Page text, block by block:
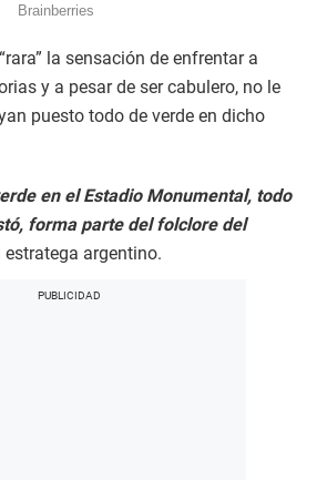
la sensación de enfrentar a
y a pesar de ser cabulero, no le
puesto todo de verde en dicho
en el Estadio Monumental, todo
forma parte del folclore del
estratega argentino.